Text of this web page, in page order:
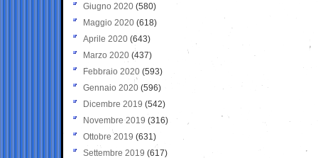
Giugno 2020 (580)
Maggio 2020 (618)
Aprile 2020 (643)
Marzo 2020 (437)
Febbraio 2020 (593)
Gennaio 2020 (596)
Dicembre 2019 (542)
Novembre 2019 (316)
Ottobre 2019 (631)
Settembre 2019 (617)